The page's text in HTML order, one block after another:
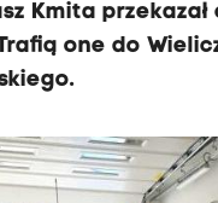
Kmita
one do